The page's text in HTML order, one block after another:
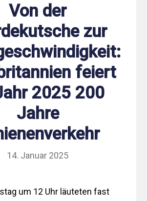
Von der
zur
feiert
2025 200
Jahre
14. Januar 2025
um 12 Uhr läuteten fast